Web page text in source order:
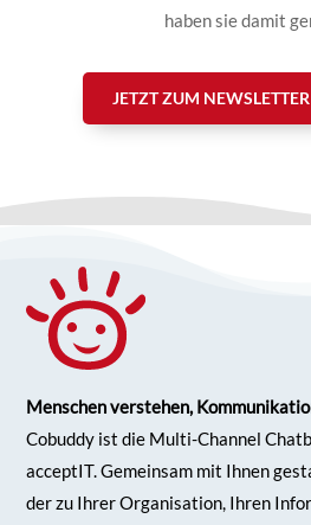
haben sie damit
JETZT ZUM
Menschen verstehen,
Cobuddy ist die Multi-Channel
acceptIT. Gemeinsam mit Ihnen
der zu Ihrer Organisation, Ihren